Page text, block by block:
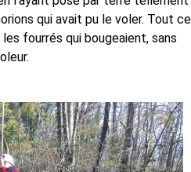
qui avait pu le voler. Tout ce
les fourrés qui bougeaient, sans